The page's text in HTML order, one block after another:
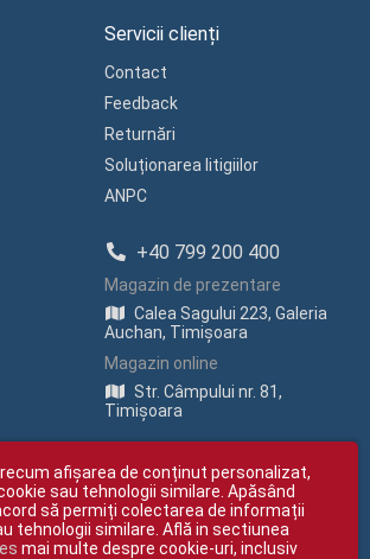
Servicii clienți
Contact
Feedback
Returnări
Soluționarea litigiilor
ANPC
+40 799 200 400
Magazin de prezentare
Calea Sagului 223, Galeria
Auchan, Timișoara
Magazin online
Str. Câmpului nr. 81,
Timișoara
afișarea de conținut personalizat,
sau tehnologii similare. Apăsând
să permiți colectarea de informații
tehnologii similare. Află in sectiunea
mai multe despre cookie-uri, inclusiv